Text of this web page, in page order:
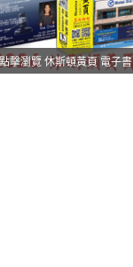
點擊瀏覽 休斯頓黃頁 電子書